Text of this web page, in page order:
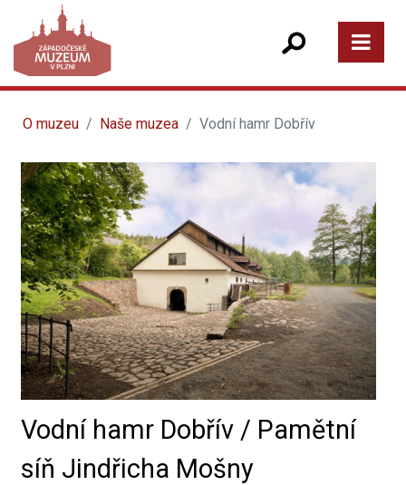
O muzeu Naše muzea Vodní hamr Dobřív
Vodní hamr Dobřív / Pamětní
síň Jindřicha Mošny